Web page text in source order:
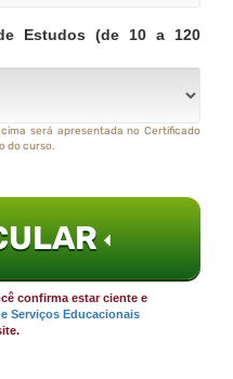
Estudos (de 10 a 120
será apresentada no Certificado
do curso.
confirma estar ciente e
Serviços Educacionais